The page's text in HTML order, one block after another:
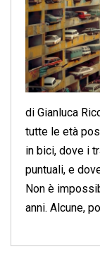
di Gianluca
tutte le età
in bici, dove i
puntuali, e
Non è
anni. Alcune,